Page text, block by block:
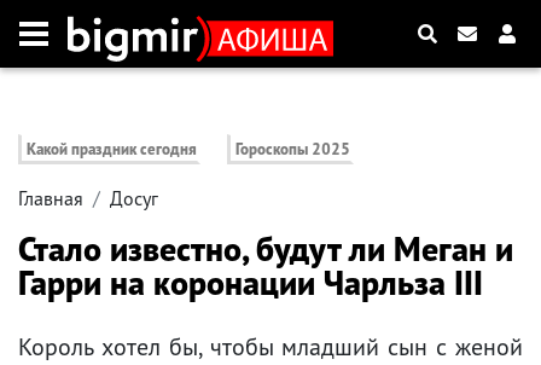
Какой праздник сегодня Гороскопы 2025
Главная Досуг
Стало известно, будут ли Меган и
Гарри на коронации Чарльза III
Король хотел бы, чтобы младший сын с женой